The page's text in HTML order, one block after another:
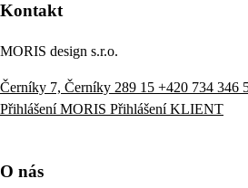
Kontakt
MORIS design s.r.o.
Černíky 7, Černíky 289 15 +420 734 346
Přihlášení MORIS Přihlášení KLIENT
O nás